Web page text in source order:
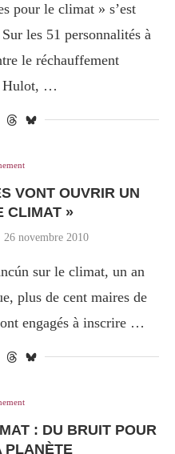
pour le climat » s’est
les 51 personnalités à
le réchauffement
Hulot, …
VONT OUVRIR UN
CLIMAT »
26 novembre 2010
sur le climat, un an
plus de cent maires de
engagés à inscrire …
: DU BRUIT POUR
PLANÈTE